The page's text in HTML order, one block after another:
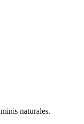
naturales.